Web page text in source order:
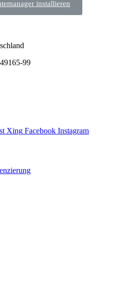
installieren
99
Xing Facebook Instagram